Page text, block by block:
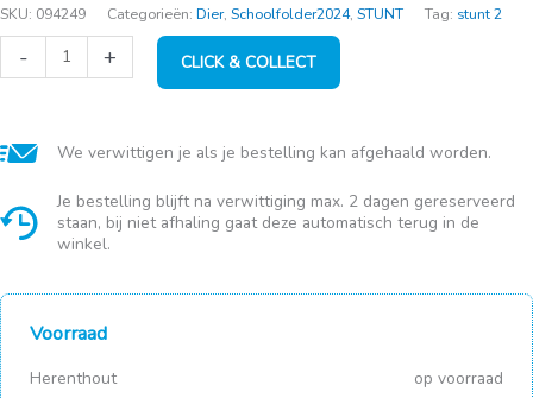
SKU: 094249 Categorieën: Dier, Schoolfolder2024, STUNT Tag: stunt 2
-
Krans
natural
+ CLICK & COLLECT
We verwittigen je als je bestelling kan afgehaald worden.
Je bestelling blijft na verwittiging max. 2 dagen gereserveerd
staan, bij niet afhaling gaat deze automatisch terug in de
winkel.
Voorraad
Herenthout op voorraad